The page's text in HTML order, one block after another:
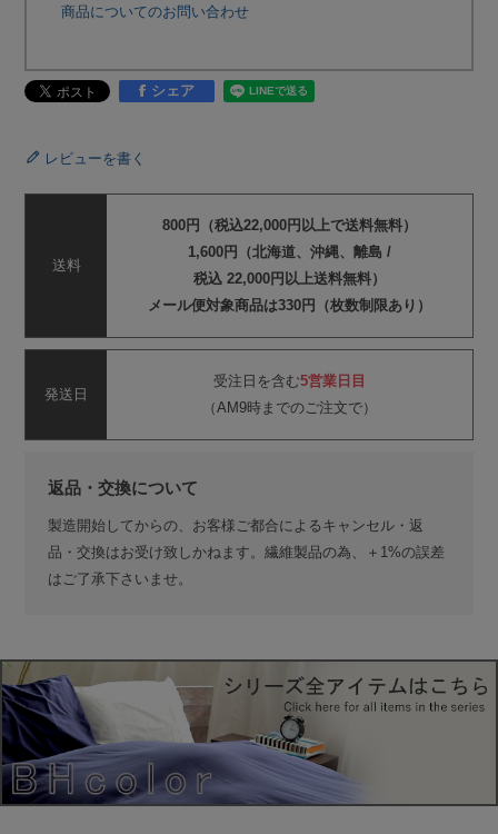
商品についてのお問い合わせ
シェア
レビューを書く
送料
800円（税込22,000円以上で送料無料）
1,600円（北海道、沖縄、離島 /
税込 22,000円以上送料無料）
メール便対象商品は330円（枚数制限あり）
発送日
受注日を含む5営業日目
（AM9時までのご注文で）
返品・交換について
製造開始してからの、お客様ご都合によるキャンセル・返
品・交換はお受け致しかねます。繊維製品の為、＋1%の誤差
はご了承下さいませ。